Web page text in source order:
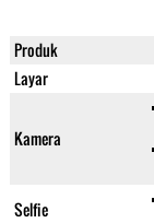
Produk
Layar
Kamera
Selfie